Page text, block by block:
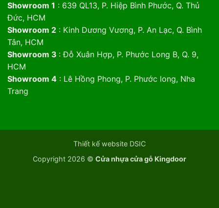
Showroom 1 : 639 QL13, P. Hiệp Bình Phước, Q. Thủ
Đức, HCM
Showroom 2: Kinh Dương Vương, P. An Lạc, Q. Bình
Tân, HCM
Showroom 3 : Đỗ Xuân Hợp, P. Phước Long B, Q. 9,
HCM
Showroom 4: Lê Hồng Phong, P. Phước long, Nha
Trang
Thiết kế website DSIC
Copyright 2026 © Cửa nhựa cửa gỗ Kingdoor